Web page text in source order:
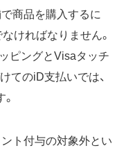
商品を購入するに
ければなりません。
ピングとVisaタッチ
てのiD支払いでは、
ト付与の対象外とい